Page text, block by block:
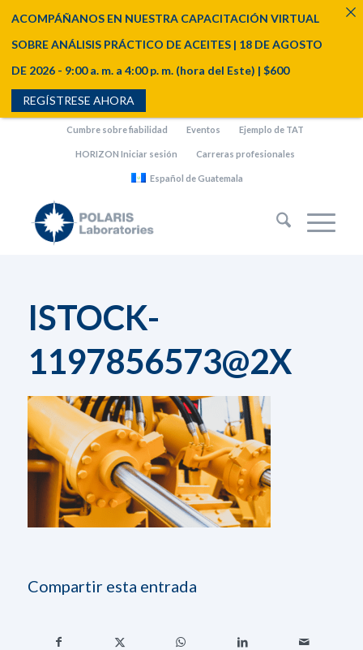
Cumbre sobre fiabilidad Eventos Ejemplo de TAT
HORIZON Iniciar sesión Carreras profesionales
Español de Guatemala
ISTOCK-
1197856573@2X
Compartir esta entrada
ACOMPÁÑANOS EN NUESTRA CAPACITACIÓN VIRTUAL
SOBRE ANÁLISIS PRÁCTICO DE ACEITES | 18 DE AGOSTO
DE 2026 - 9:00 a. m. a 4:00 p. m. (hora del Este) | $600
REGÍSTRESE AHORA